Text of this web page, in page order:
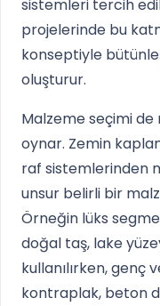
sistemleri tercih
projelerinde bu
konseptiyle
oluşturur.
Malzeme seçimi
oynar. Zemin
raf sistemlerinden
unsur belirli bir
Örneğin lüks
doğal taş, lake
kullanılırken, genç
kontraplak, beton